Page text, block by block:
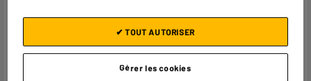
sociale ou marque déposée
Adresse postale
58 RUE DE LAMIRAULT ZI DE
Gérer les cookies
✔ TOUT AUTORISER